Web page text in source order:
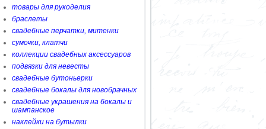
товары для рукоделия
браслеты
свадебные перчатки, митенки
сумочки, клатчи
коллекции свадебных аксессуаров
подвязки для невесты
свадебные бутоньерки
свадебные бокалы для новобрачных
свадебные украшения на бокалы и
шампанское
наклейки на бутылки